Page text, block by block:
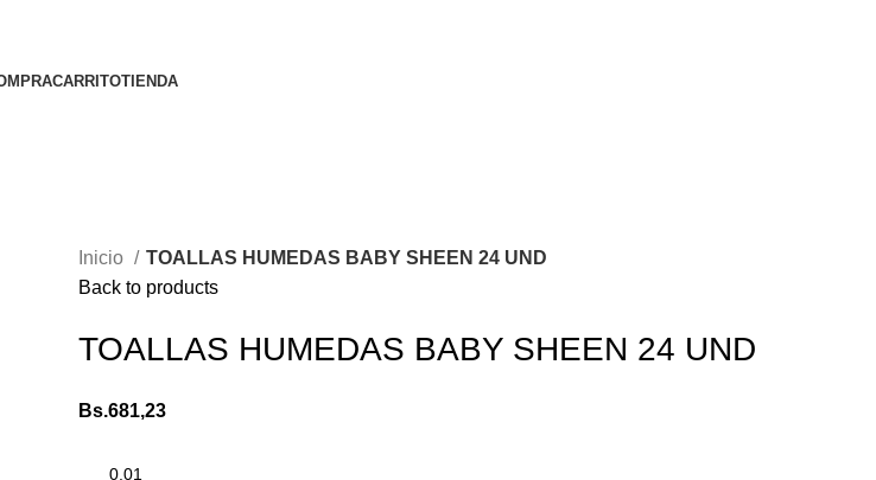
CARRITOTIENDA
Inicio
TOALLAS HUMEDAS BABY SHEEN 24 UND
Back to products
TOALLAS HUMEDAS BABY SHEEN 24 UND
Bs.681,23